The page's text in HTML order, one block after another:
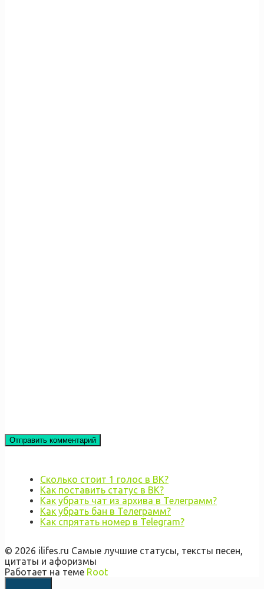
Сколько стоит 1 голос в ВК?
Как поставить статус в ВК?
Как убрать чат из архива в Телеграмм?
Как убрать бан в Телеграмм?
Как спрятать номер в Telegram?
© 2026 ilifes.ru Самые лучшие статусы, тексты песен,
цитаты и афоризмы
Работает на теме Root